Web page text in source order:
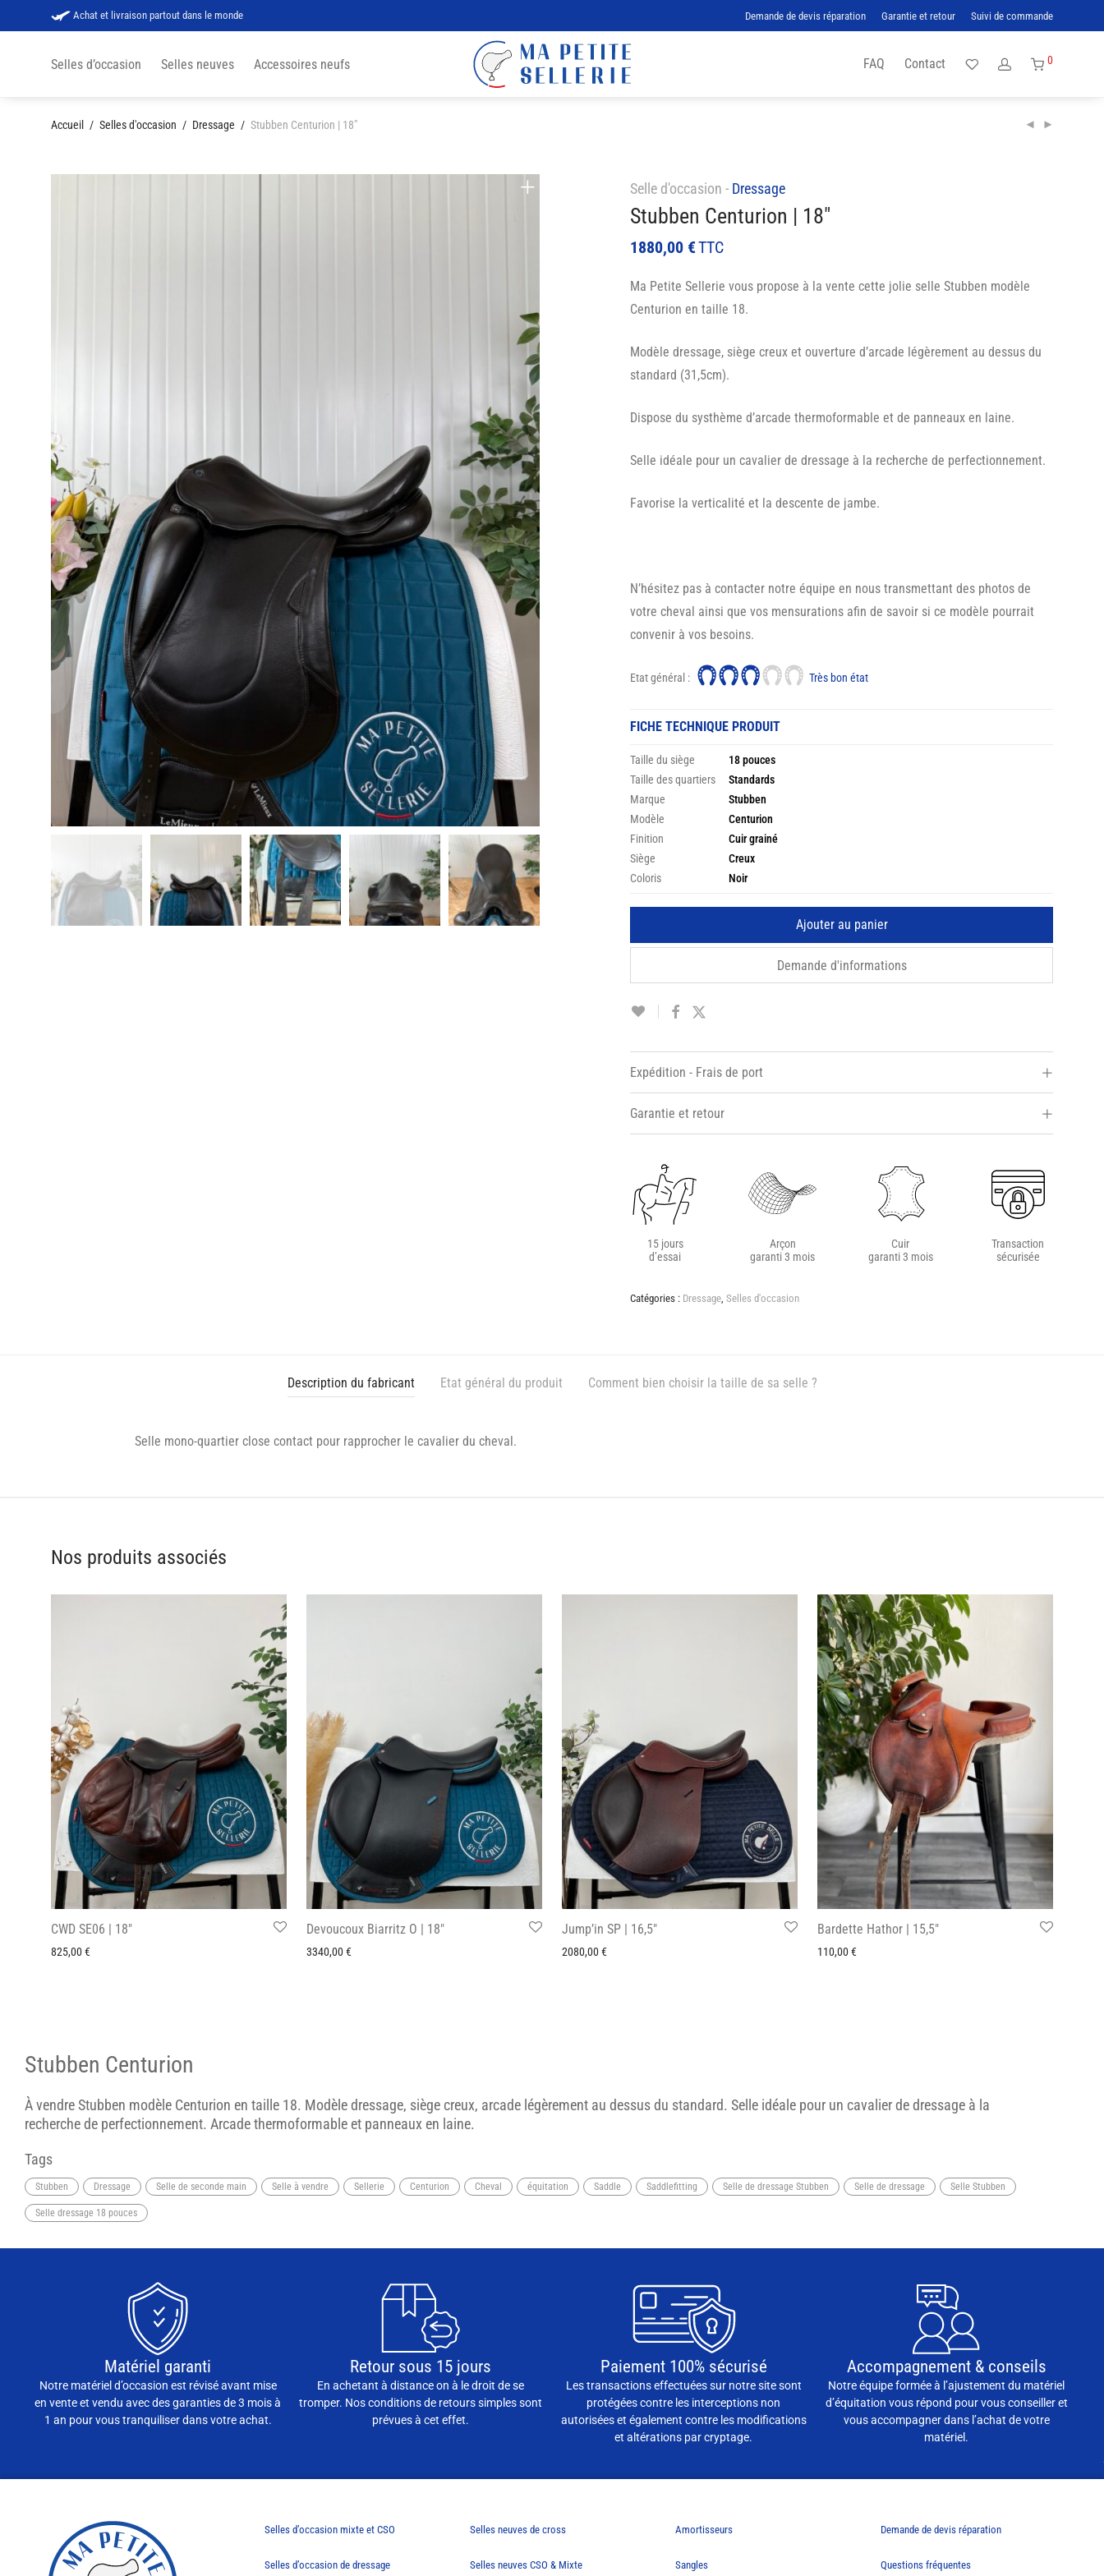
Achat et livraison partout dans le monde Demande de devis réparation Garantie et retour Suivi de commande
Selles d’occasion Selles neuves Accessoires neufs FAQ Contact 0
Accueil / Selles d'occasion / Dressage / Stubben Centurion | 18″
Selle d'occasion - Dressage
Stubben Centurion | 18″
1880,00 €TTC
Ma Petite Sellerie vous propose à la vente cette jolie selle Stubben modèle
Centurion en taille 18.
Modèle dressage, siège creux et ouverture d’arcade légèrement au dessus du
standard (31,5cm).
Dispose du systhème d’arcade thermoformable et de panneaux en laine.
Selle idéale pour un cavalier de dressage à la recherche de perfectionnement.
Favorise la verticalité et la descente de jambe.
N’hésitez pas à contacter notre équipe en nous transmettant des photos de
votre cheval ainsi que vos mensurations afin de savoir si ce modèle pourrait
convenir à vos besoins.
Etat général : Très bon état
FICHE TECHNIQUE PRODUIT
Taille du siège
18 pouces
Taille des quartiers
Standards
Marque
Stubben
Modèle
Centurion
Finition
Cuir grainé
Siège
Creux
Coloris
Noir
Ajouter au panier
Demande d'informations
Expédition - Frais de port
Garantie et retour
15 jours
d’essai
Arçon
garanti 3 mois
Cuir
garanti 3 mois
Transaction
sécurisée
Catégories : Dressage, Selles d'occasion
Description du fabricant Etat général du produit Comment bien choisir la taille de sa selle ?
Selle mono-quartier close contact pour rapprocher le cavalier du cheval.
Nos produits associés
CWD SE06 | 18″
825,00€
Devoucoux Biarritz O | 18″
3340,00€
Jump’in SP | 16,5″
2080,00€
Bardette Hathor | 15,5″
110,00€
Stubben Centurion
À vendre Stubben modèle Centurion en taille 18. Modèle dressage, siège creux, arcade légèrement au dessus du standard. Selle idéale pour un cavalier de dressage à la
recherche de perfectionnement. Arcade thermoformable et panneaux en laine.
Tags
Stubben Dressage Selle de seconde main Selle à vendre Sellerie Centurion Cheval équitation Saddle Saddlefitting Selle de dressage Stubben Selle de dressage Selle Stubben
Selle dressage 18 pouces
Matériel garanti
Notre matériel d’occasion est révisé avant mise
en vente et vendu avec des garanties de 3 mois à
1 an pour vous tranquiliser dans votre achat.
Retour sous 15 jours
En achetant à distance on à le droit de se
tromper. Nos conditions de retours simples sont
prévues à cet effet.
Paiement 100% sécurisé
Les transactions effectuées sur notre site sont
protégées contre les interceptions non
autorisées et également contre les modifications
et altérations par cryptage.
Accompagnement & conseils
Notre équipe formée à l’ajustement du matériel
d’équitation vous répond pour vous conseiller et
vous accompagner dans l’achat de votre
matériel.
Selles d’occasion mixte et CSO
Selles d’occasion de dressage
Selles neuves de cross
Selles neuves CSO & Mixte
Amortisseurs
Sangles
Demande de devis réparation
Questions fréquentes